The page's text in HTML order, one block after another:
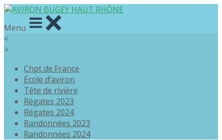
Menu
<
>
Chpt de France
École d’aviron
Tête de rivière
Régates 2023
Régates 2024
Randonnées 2023
Randonnées 2024